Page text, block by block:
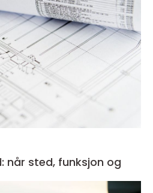
når sted, funksjon og